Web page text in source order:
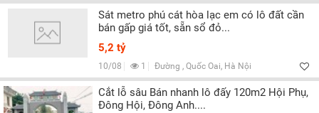
Sát metro phú cát hòa lạc em có lô đất cần
bán gấp giá tốt, sẵn sổ đỏ...
5,2 tỷ
10/08 1 Đường , Quốc Oai, Hà Nội
Cắt lỗ sâu Bán nhanh lô đấy 120m2 Hội Phụ,
Đông Hội, Đông Anh....